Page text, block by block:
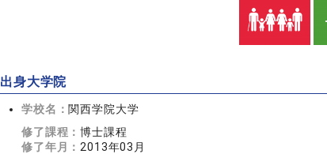
出身大学院
学校名： 関西学院大学
修了課程：博士課程
修了年月： 2013年03月